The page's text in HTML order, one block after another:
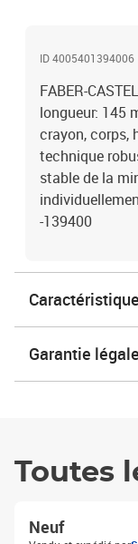
ID 4005401394006
FABER-
longueur: 145
crayon, corps,
technique
stable de la
-139400
Garantie légale
Toutes
Neuf